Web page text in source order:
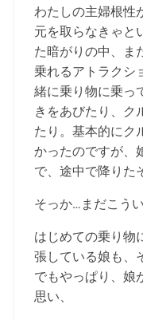
わたしの主婦根性
元を取らなきゃと
た暗がりの中、ま
乗れるアトラクシ
緒に乗り物に乗っ
きをあびたり、ク
たり。基本的にク
かったのですが、
で、途中で降りた
そっか…まだこう
はじめての乗り物
張している娘も、
でもやっぱり、娘
思い、